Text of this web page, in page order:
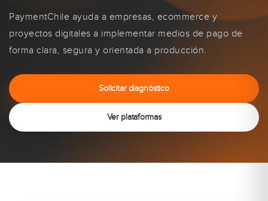
PaymentChile ayuda a empresas, ecommerce y
proyectos digitales a implementar medios de pago de
forma clara, segura y orientada a producción.
Solicitar diagnóstico
Ver plataformas